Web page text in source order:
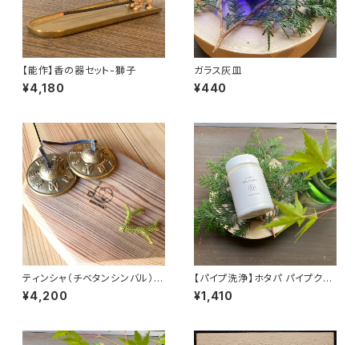
【能作】香の器セット-獅子
¥4,180
ガラス灰皿
¥440
ティンシャ（チベタンシンバル）
《オムマニ柄》
¥4,200
【パイプ洗浄】ホタパ パイプクリ
ーン (200g)
¥1,410